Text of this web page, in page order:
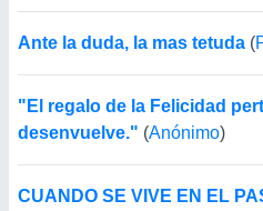
Ante la duda, la mas tetuda (
"El regalo de la Felicidad
desenvuelve." (Anónimo)
CUANDO SE VIVE EN EL